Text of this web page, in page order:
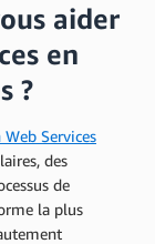
aider
en
?
Services
des
de
la plus